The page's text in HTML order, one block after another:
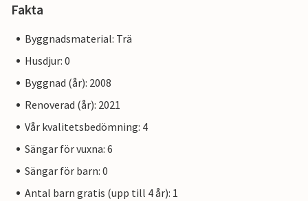
Fakta
Byggnadsmaterial: Trä
Husdjur: 0
Byggnad (år): 2008
Renoverad (år): 2021
Vår kvalitetsbedömning: 4
Sängar för vuxna: 6
Sängar för barn: 0
Antal barn gratis (upp till 4 år): 1